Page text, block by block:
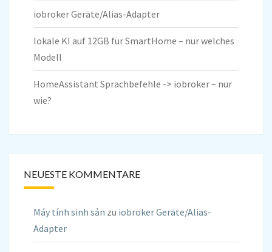
iobroker Geräte/Alias-Adapter
lokale KI auf 12GB für SmartHome – nur welches
Modell
HomeAssistant Sprachbefehle -> iobroker – nur
wie?
NEUESTE KOMMENTARE
Máy tính sinh sản zu iobroker Geräte/Alias-
Adapter